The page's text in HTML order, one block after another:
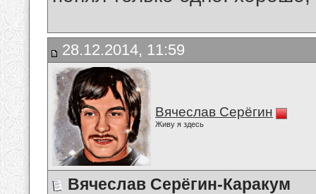
28.12.2014, 11:59
Вячеслав Серёгин
Живу я здесь
Вячеслав Серёгин-Каракум